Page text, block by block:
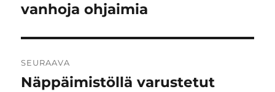
artikkeli:
vanhoja ohjaimia
SEURAAVA
Seuraava
Näppäimistöllä varustetut